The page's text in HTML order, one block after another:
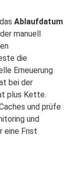
Ablaufdatum
manuell
die
Erneuerung
bei der
plus Kette.
und prüfe
und
eine Frist